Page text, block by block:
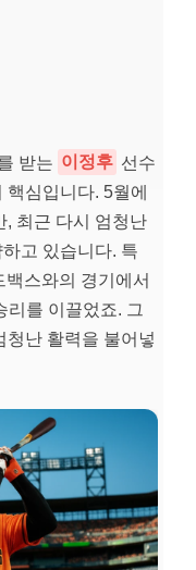
받는 이정후 선수
심입니다. 5월에
, 최근 다시 엄청난
고 있습니다. 특
스와의 경기에서
리를 이끌었죠. 그
청난 활력을 불어넣